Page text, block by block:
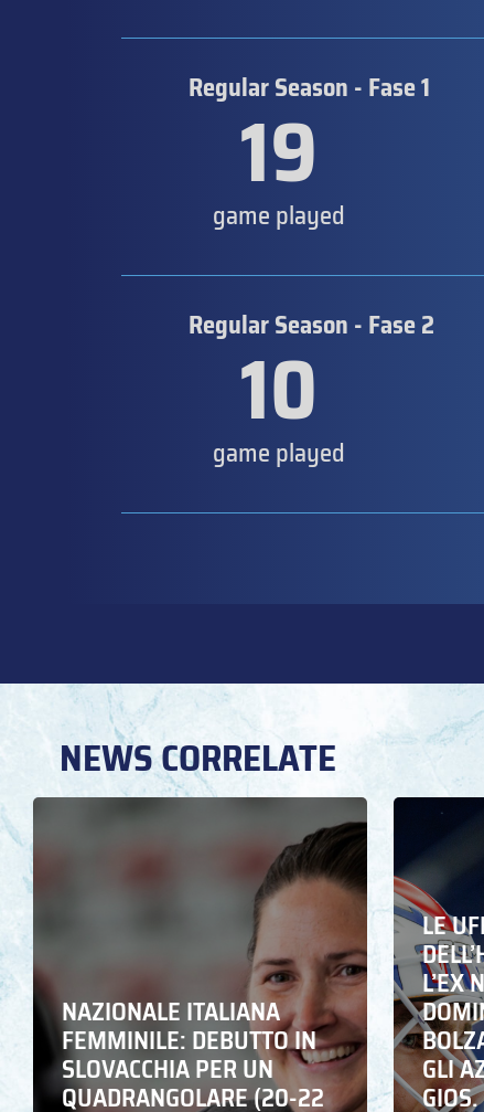
Regular Season - Fase 1
19
game played
Regular Season - Fase 2
10
game played
NEWS CORRELATE
NAZIONALE ITALIANA
FEMMINILE: DEBUTTO IN
SLOVACCHIA PER UN
QUADRANGOLARE (20-22
LE
L’EX
GLI